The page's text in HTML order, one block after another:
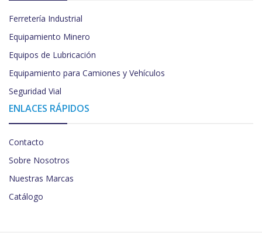
Ferretería Industrial
Equipamiento Minero
Equipos de Lubricación
Equipamiento para Camiones y Vehículos
Seguridad Vial
ENLACES RÁPIDOS
Contacto
Sobre Nosotros
Nuestras Marcas
Catálogo